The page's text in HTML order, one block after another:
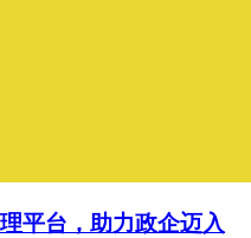
平台，助力政企迈入